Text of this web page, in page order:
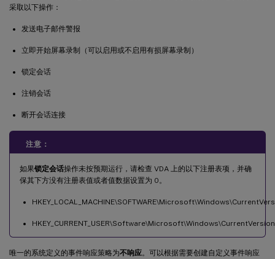
采取以下操作：
发送电子邮件警报
立即开始屏幕录制（可以启用或不启用有损屏幕录制）
锁定会话
注销会话
断开会话连接
注意：
如果锁定会话操作未按预期运行，请检查 VDA 上的以下注册表项，并确
保其下方没有注册表值或者值数据设置为 0。
唯一的系统定义的事件响应策略为不响应。可以根据需要创建自定义事件响应